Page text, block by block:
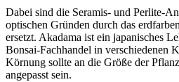
Dabei sind die Seramis- und Perlite-
optischen Gründen durch das
ersetzt. Akadama ist ein japanisches
Bonsai-Fachhandel in verschiedenen
Körnung sollte an die Größe der
angepasst sein.